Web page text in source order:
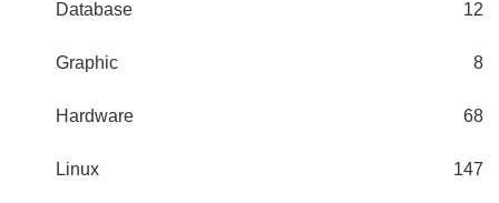
Database 12
Graphic 8
Hardware 68
Linux 147